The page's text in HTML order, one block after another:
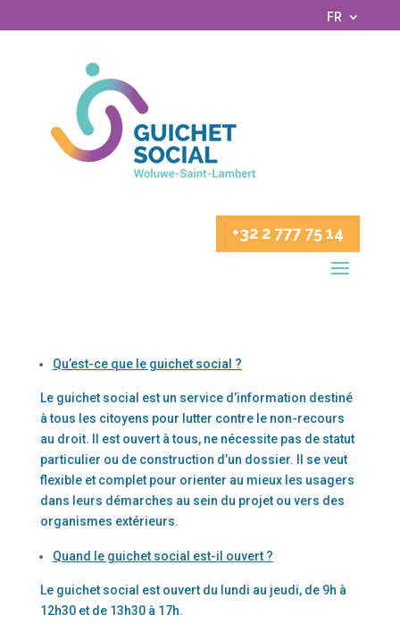
FR
+32 2 777 75 14
Qu’est-ce que le guichet social ?
Le guichet social est un service d’information destiné
à tous les citoyens pour lutter contre le non-recours
au droit. Il est ouvert à tous, ne nécessite pas de statut
particulier ou de construction d’un dossier. Il se veut
flexible et complet pour orienter au mieux les usagers
dans leurs démarches au sein du projet ou vers des
organismes extérieurs.
Quand le guichet social est-il ouvert ?
Le guichet social est ouvert du lundi au jeudi, de 9h à
12h30 et de 13h30 à 17h.